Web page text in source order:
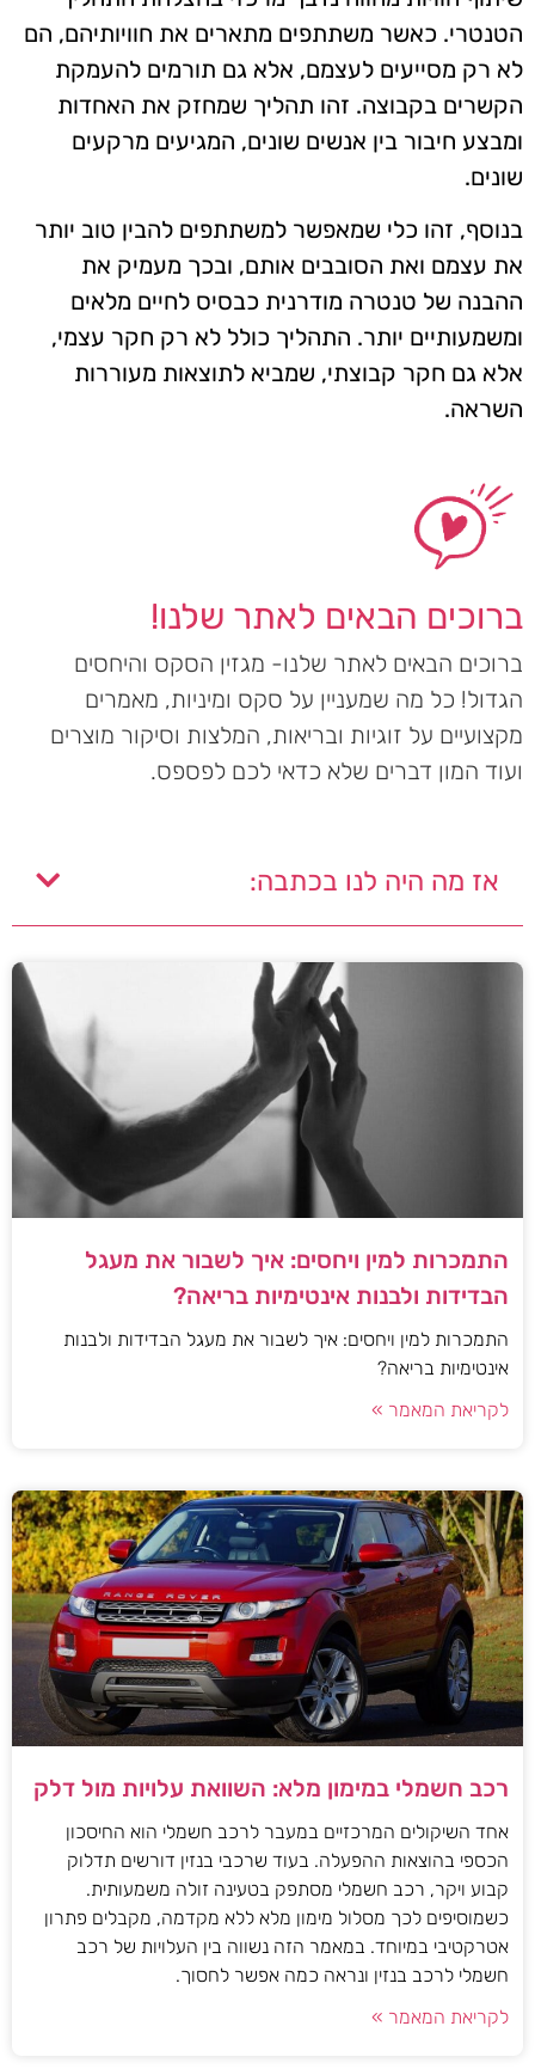
הטנטרי. כאשר משתתפים מתארים את חוויותיהם, הם
לא רק מסייעים לעצמם, אלא גם תורמים להעמקת
הקשרים בקבוצה. זהו תהליך שמחזק את האחדות
ומבצע חיבור בין אנשים שונים, המגיעים מרקעים
שונים.
בנוסף, זהו כלי שמאפשר למשתתפים להבין טוב יותר
את עצמם ואת הסובבים אותם, ובכך מעמיק את
ההבנה של טנטרה מודרנית כבסיס לחיים מלאים
ומשמעותיים יותר. התהליך כולל לא רק חקר עצמי,
אלא גם חקר קבוצתי, שמביא לתוצאות מעוררות
השראה.
ברוכים הבאים לאתר שלנו!
ברוכים הבאים לאתר שלנו- מגזין הסקס והיחסים
הגדול! כל מה שמעניין על סקס ומיניות, מאמרים
מקצועיים על זוגיות ובריאות, המלצות וסיקור מוצרים
ועוד המון דברים שלא כדאי לכם לפספס.
אז מה היה לנו בכתבה:
התמכרות למין ויחסים: איך לשבור את מעגל
הבדידות ולבנות אינטימיות בריאה?
התמכרות למין ויחסים: איך לשבור את מעגל הבדידות ולבנות
אינטימיות בריאה?
לקריאת המאמר »
רכב חשמלי במימון מלא: השוואת עלויות מול דלק
אחד השיקולים המרכזיים במעבר לרכב חשמלי הוא החיסכון
הכספי בהוצאות ההפעלה. בעוד שרכבי בנזין דורשים תדלוק
קבוע ויקר, רכב חשמלי מסתפק בטעינה זולה משמעותית.
כשמוסיפים לכך מסלול מימון מלא ללא מקדמה, מקבלים פתרון
אטרקטיבי במיוחד. במאמר הזה נשווה בין העלויות של רכב
חשמלי לרכב בנזין ונראה כמה אפשר לחסוך.
לקריאת המאמר »